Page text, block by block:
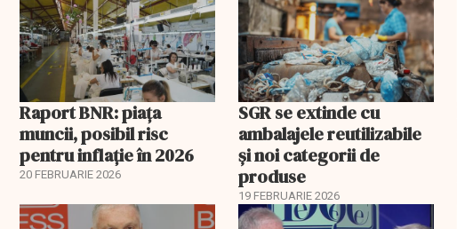
Raport BNR: piața
muncii, posibil risc
pentru inflație în 2026
20 FEBRUARIE 2026
SGR se extinde cu
ambalajele reutilizabile
și noi categorii de
produse
19 FEBRUARIE 2026
EXCLUSIV EXCLUSIV